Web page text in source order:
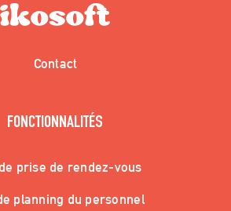
Contact
FONCTIONNALITÉS
prise de rendez-vous
planning du personnel